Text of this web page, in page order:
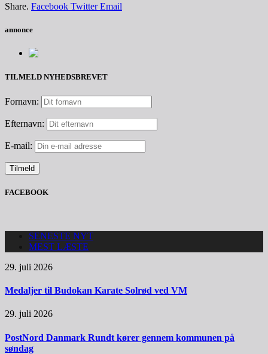
Share. Facebook Twitter Email
annonce
TILMELD NYHEDSBREVET
Fornavn:
Efternavn:
E-mail:
FACEBOOK
SENESTE NYT
MEST LÆSTE
29. juli 2026
Medaljer til Budokan Karate Solrød ved VM
29. juli 2026
PostNord Danmark Rundt kører gennem kommunen på
søndag